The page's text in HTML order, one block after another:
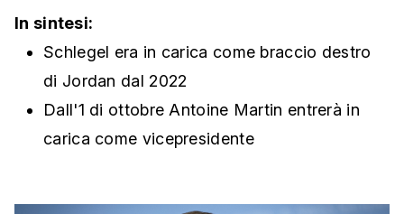
In sintesi:
Schlegel era in carica come braccio destro
di Jordan dal 2022
Dall'1 di ottobre Antoine Martin entrerà in
carica come vicepresidente